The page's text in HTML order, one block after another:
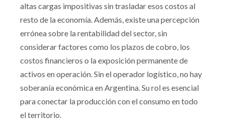
altas cargas impositivas sin trasladar esos costos al
resto de la economía. Además, existe una percepción
errónea sobre la rentabilidad del sector, sin
considerar factores como los plazos de cobro, los
costos financieros o la exposición permanente de
activos en operación. Sin el operador logístico, no hay
soberanía económica en Argentina. Su rol es esencial
para conectar la producción con el consumo en todo
el territorio.